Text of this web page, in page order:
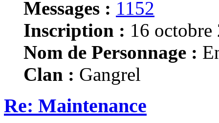
Messages : 1152
Inscription : 16
Nom de Personnage :
Clan : Gangrel
Re: Maintenance